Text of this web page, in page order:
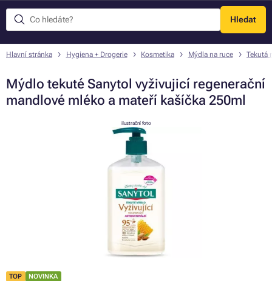
Hledat
Menu
Hlavní stránka Hygiena + Drogerie Kosmetika Mýdla na ruce Tekutá
Mýdlo tekuté Sanytol vyživujicí regenerační
mandlové mléko a mateří kašíčka 250ml
ilustrační foto
TOP NOVINKA